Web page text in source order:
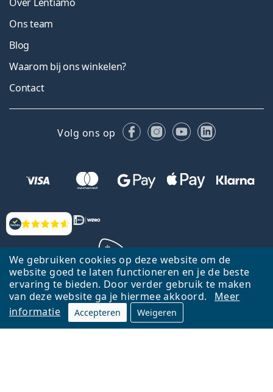
We gebruiken cookies op deze website om de
website goed te laten functioneren en je de beste
ervaring te bieden. Door verder gebruik te maken
van deze website ga je hiermee akkoord.
Meer
informatie
Accepteren Weigeren
Beoordelingen
Ons team
Blog
Waarom bij ons winkelen?
Contact
Volg ons op FacebookInstagram
YouTubeLinkedIn
Terug naar de homepagina
Ga omhoog
Lentiamo.nl is eigendom van en wordt beheerd door Lentiamo s.r.o.,
Tsjechië
Hier al 18 jaar voor jou.